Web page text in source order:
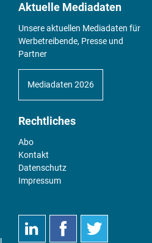
Aktuelle Mediadaten
Unsere aktuellen Mediadaten für
Werbetreibende, Presse und
Partner
Mediadaten 2026
Rechtliches
Abo
Kontakt
Datenschutz
Impressum